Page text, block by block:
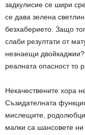
задкулисие се шири
се дава зелена
безхаберието. Защо
слаби резултати от
незнаещи
реалната опасност то
Некачествените хора
Съзидателната
мислещите,
малки са шансовете